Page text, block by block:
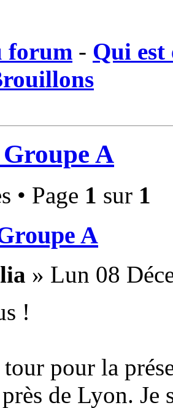
forum - Qui est
A
• Page 1 sur 1
A
» Lun 08
!
pour la
de Lyon. Je